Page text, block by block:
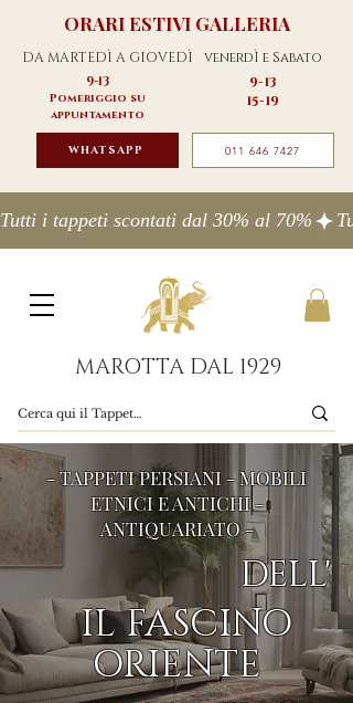
ORARI ESTIVI GALLERIA
DA MARTEDÌ A GIOVEDÌ venerdÌ e Sabato
9-13
Pomeriggio su
appuntamento
9-13
15-19
WHATSAPP 011 646 7427
Tutti i tappeti scontati dal 30% al 70%
MAROTTA DAL 1929
- TAPPETI PERSIANI - MOBILI
ETNICI E ANTICHI -
ANTIQUARIATO -
DELL'
IL FASCINO
ORIENTE